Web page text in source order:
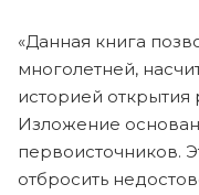
«Данная книга
многолетней,
историей
Изложение
первоисточников.
отбросить